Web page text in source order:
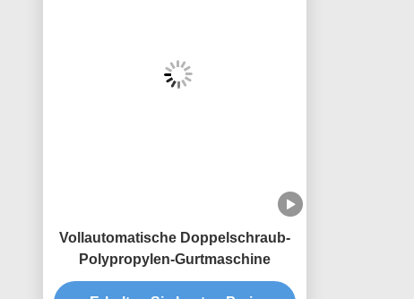
Vollautomatische Doppelschraub-
Polypropylen-Gurtmaschine